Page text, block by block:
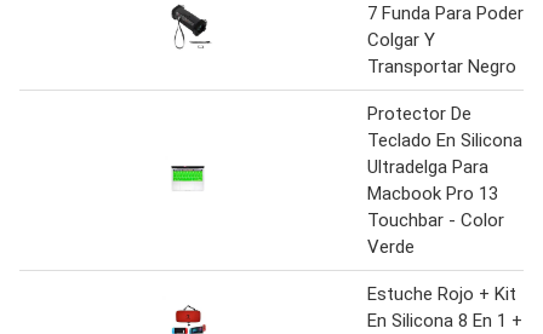
7 Funda Para Poder
Colgar Y
Transportar Negro
Protector De
Teclado En Silicona
Ultradelga Para
Macbook Pro 13
Touchbar - Color
Verde
Estuche Rojo + Kit
En Silicona 8 En 1 +